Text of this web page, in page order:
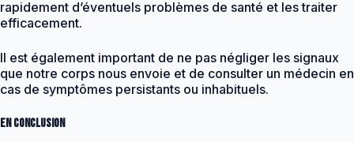
rapidement d’éventuels problèmes de santé et les traiter
efficacement.
Il est également important de ne pas négliger les signaux
que notre corps nous envoie et de consulter un médecin en
cas de symptômes persistants ou inhabituels.
En conclusion